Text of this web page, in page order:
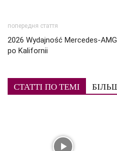
попередня стаття
2026 Wydajność Mercedes-
po Kalifornii
СТАТТІ ПО ТЕМІ